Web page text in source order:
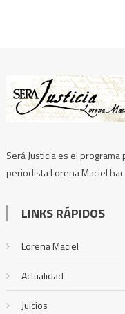
Será Justicia es el
periodista Lorena Maciel
LINKS RÁPIDOS
Lorena Maciel
Actualidad
Juicios